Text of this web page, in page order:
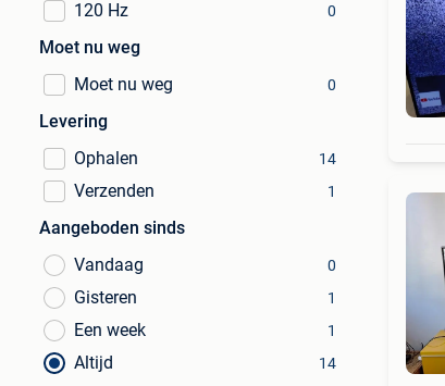
120 Hz 0
Moet nu weg
Moet nu weg
0
Levering
Ophalen
14
Verzenden 1
Aangeboden sinds
Vandaag
0
Gisteren 1
Een week 1
Altijd 14